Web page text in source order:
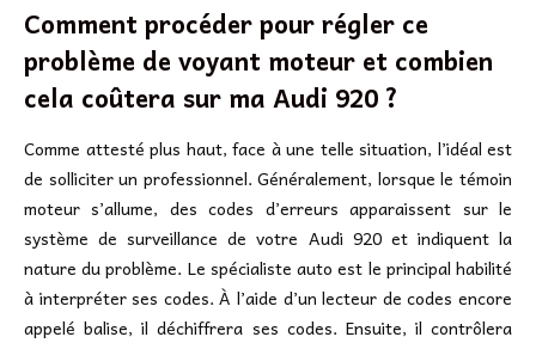
Comment procéder pour régler ce
problème de voyant moteur et combien
cela coûtera sur ma Audi 920 ?
Comme attesté plus haut, face à une telle situation, l’idéal est
de solliciter un professionnel. Généralement, lorsque le témoin
moteur s’allume, des codes d’erreurs apparaissent sur le
système de surveillance de votre Audi 920 et indiquent la
nature du problème. Le spécialiste auto est le principal habilité
à interpréter ses codes. À l’aide d’un lecteur de codes encore
appelé balise, il déchiffrera ses codes. Ensuite, il contrôlera